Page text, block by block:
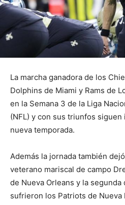
La marcha ganadora de los
Dolphins de Miami y Rams de
en la Semana 3 de la Liga
(NFL) y con sus triunfos
nueva temporada.
Además la jornada también
veterano mariscal de campo
de Nueva Orleans y la
sufrieron los Patriots de Nueva